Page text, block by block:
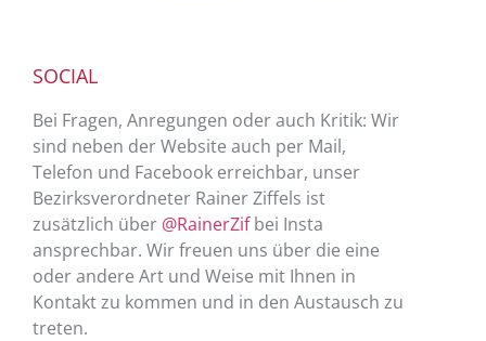
SOCIAL
Bei Fragen, Anregungen oder auch Kritik: Wir
sind neben der Website auch per Mail,
Telefon und Facebook erreichbar, unser
Bezirksverordneter Rainer Ziffels ist
zusätzlich über @RainerZifbei Insta
ansprechbar. Wir freuen uns über die eine
oder andere Art und Weise mit Ihnen in
Kontakt zu kommen und in den Austausch zu
treten.